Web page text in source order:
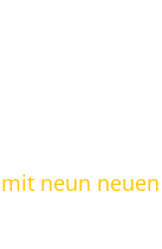
neun